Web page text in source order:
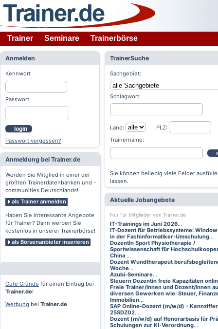
Trainer Seminare Trainerbörse
Anmelden
Kennwort
Passwort
login
Passwort vergessen?
Anmeldung bei Trainer.de
Werden Sie Mitglied in einer der
größten Trainerdatenbanken und -
communities Deutschlands!
als Trainer anmelden
Haben Sie interessante Angebote
für Trainer? Dann werben Sie
kostenlos in unserer Trainerbörse!
als Börsenanbieter inserieren
Gute Gründe für einen Eintrag bei
Trainer.de!
Werbung bei Trainer.de
TrainerSuche
Sachgebiet:
Schlagwort:
Land:
PLZ:
Trainername:
Sie können beliebig viele Felder
lassen.
Aktuelle Jobangebote
Nur für Mitglieder von Trainer.de
IT-Trainings im Juni 2026...
IT-Dozent für Betriebssysteme:
in der Fachinformatiker-Umschulung...
DozentIn Sport Physiotherapie /
Sportwissenschaft für
China ...
Dozent Wundtherapeut
Woche...
Azubi-Seminare...
Steuern Dozentin freie Kapazitäten
Freie Trainer/innen und Dozent/innen
diversen Gewerken wie: Steuer,
Immobilien...
SAP Online-Dozent (m/w/d) -
25SDZ02...
Dozent (m/w/d) auf Honorarbasis für
Schulungen zur KI-Verordnung...